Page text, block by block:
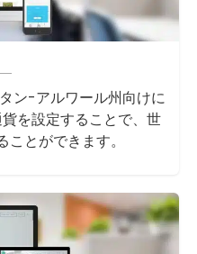
ン-アルワール州向けに
を設定することで、世
とができます。